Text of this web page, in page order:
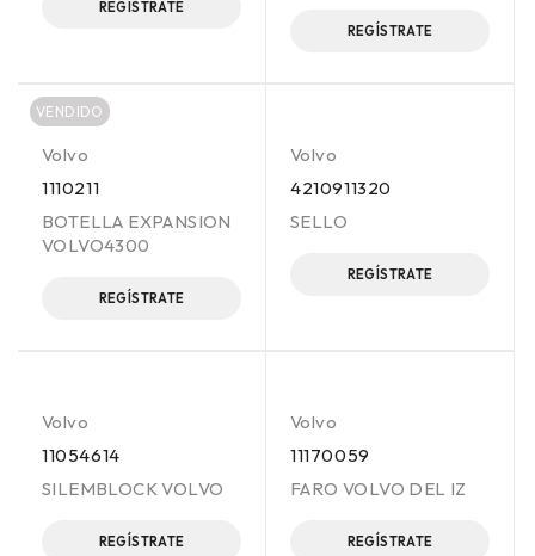
REGÍSTRATE
REGÍSTRATE
VENDIDO
Volvo
1110211
BOTELLA EXPANSION
VOLVO4300
REGÍSTRATE
Volvo
4210911320
SELLO
REGÍSTRATE
Volvo
11054614
SILEMBLOCK VOLVO
REGÍSTRATE
Volvo
11170059
FARO VOLVO DEL IZ
REGÍSTRATE